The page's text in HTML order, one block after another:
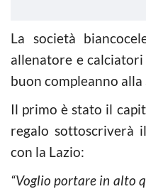
La società
allenatore e
buon compleanno
Il primo è stato il
regalo sottoscriverà
con la Lazio:
“Voglio portare in alto